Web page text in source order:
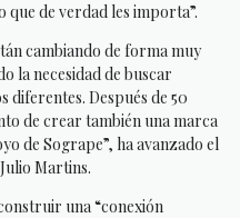
de verdad les importa”.
cambiando de forma muy
la necesidad de buscar
Después de 50
de crear también una marca
de Sogrape”, ha avanzado el
Martins.
una “conexión